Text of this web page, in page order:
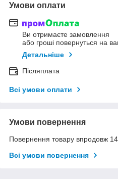
Умови оплати
Ви отримаєте замовлення
або гроші повернуться на
Детальніше
Післяплата
Всі умови оплати
Умови повернення
Повернення товару впродовж 14
Всі умови повернення